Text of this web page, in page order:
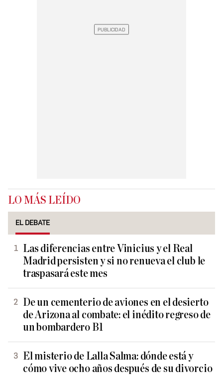
LO MÁS LEÍDO
EL DEBATE
Las diferencias entre Vinicius y el Real
Madrid persisten y si no renueva el club le
traspasará este mes
De un cementerio de aviones en el desierto
de Arizona al combate: el inédito regreso de
un bombardero B1
El misterio de Lalla Salma: dónde está y
cómo vive ocho años después de su divorcio